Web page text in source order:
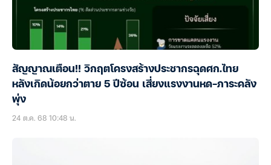
สัญญาณเตือน!! วิกฤตโครงสร้างประชากรฉุดศก.ไทย
หลังเกิดน้อยกว่าตาย 5 ปีซ้อน เสี่ยงแรงงานหด-ภาระคลัง
พุ่ง
24 ต.ค. 68 10:48 น.